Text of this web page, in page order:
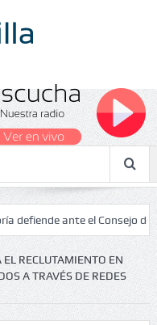
ante el Consejo de Estado
EL RECLUTAMIENTO EN
A TRAVÉS DE REDES